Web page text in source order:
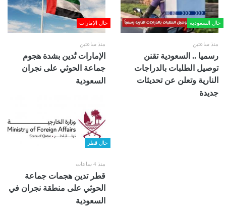
حال السعودية
منذ ساعتين
رسميا .. السعودية تقنن
توصيل الطلبات بالدراجات
النارية وتعلن عن تحديثات
جديدة
حال الإمارات
منذ ساعتين
الإمارات تُدين بشدة هجوم
جماعة الحوثي على نجران
السعودية
حال قطر
منذ 4 ساعات
قطر تدين هجمات جماعة
الحوثي على منطقة نجران في
السعودية